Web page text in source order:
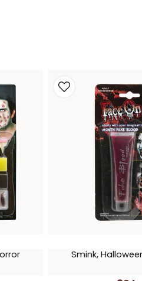
behov. Kombinera med
Smink,